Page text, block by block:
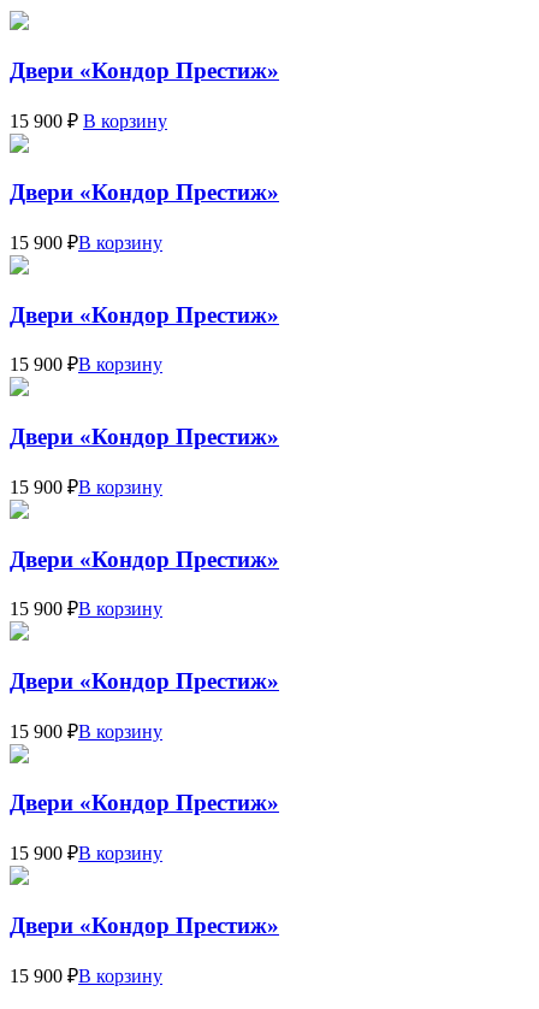
Двери «Кондор Престиж»
15 900 ₽ В корзину
Двери «Кондор Престиж»
15 900 ₽В корзину
Двери «Кондор Престиж»
15 900 ₽В корзину
Двери «Кондор Престиж»
15 900 ₽В корзину
Двери «Кондор Престиж»
15 900 ₽В корзину
Двери «Кондор Престиж»
15 900 ₽В корзину
Двери «Кондор Престиж»
15 900 ₽В корзину
Двери «Кондор Престиж»
15 900 ₽В корзину